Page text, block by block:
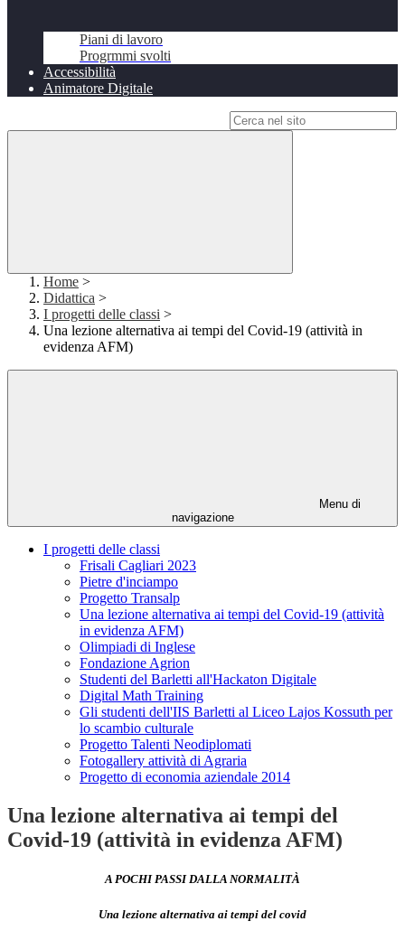
Piani di lavoro
Progrmmi svolti
Accessibilità
Animatore Digitale
Home >
Didattica >
I progetti delle classi >
Una lezione alternativa ai tempi del Covid-19 (attività in
evidenza AFM)
Menu di
navigazione
I progetti delle classi
Frisali Cagliari 2023
Pietre d'inciampo
Progetto Transalp
Una lezione alternativa ai tempi del Covid-19 (attività
in evidenza AFM)
Olimpiadi di Inglese
Fondazione Agrion
Studenti del Barletti all'Hackaton Digitale
Digital Math Training
Gli studenti dell'IIS Barletti al Liceo Lajos Kossuth per
lo scambio culturale
Progetto Talenti Neodiplomati
Fotogallery attività di Agraria
Progetto di economia aziendale 2014
Una lezione alternativa ai tempi del
Covid-19 (attività in evidenza AFM)
A POCHI PASSI DALLA NORMALITÀ
Una lezione alternativa ai tempi del covid